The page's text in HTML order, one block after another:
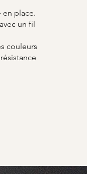
en place.
un fil
couleurs